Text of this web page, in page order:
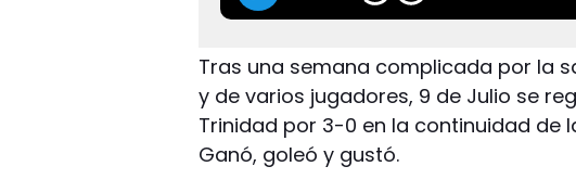
Tras una semana complicada por la
y de varios jugadores, 9 de Julio se
Trinidad por 3-0 en la continuidad de
Ganó, goleó y gustó.